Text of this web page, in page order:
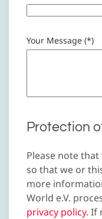
Your Message (*)
Protection
Please note
so that we or
more
World e.V.
privacy policy. If